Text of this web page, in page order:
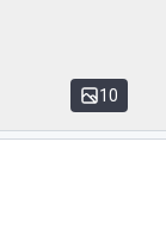
10